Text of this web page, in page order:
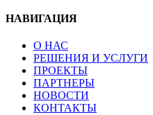
НАВИГАЦИЯ
О НАС
РЕШЕНИЯ И УСЛУГИ
ПРОЕКТЫ
ПАРТНЕРЫ
НОВОСТИ
КОНТАКТЫ